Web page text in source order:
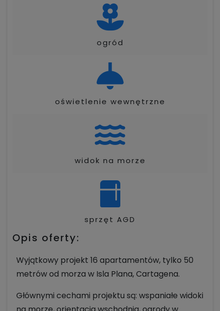
ogród
oświetlenie wewnętrzne
widok na morze
sprzęt AGD
Opis oferty:
Wyjątkowy projekt 16 apartamentów, tylko 50
metrów od morza w Isla Plana, Cartagena.
Głównymi cechami projektu są: wspaniałe widoki